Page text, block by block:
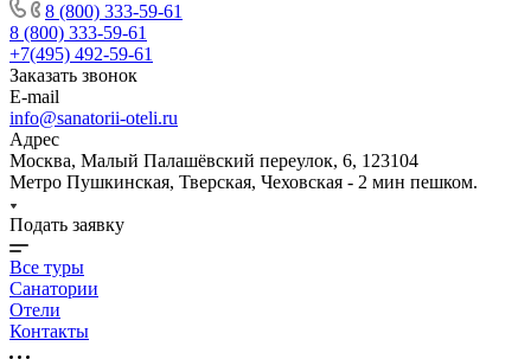
8 (800) 333-59-61
8 (800) 333-59-61
+7(495) 492-59-61
Заказать звонок
E-mail
info@sanatorii-oteli.ru
Адрес
Москва, Малый Палашёвский переулок, 6, 123104
Метро Пушкинская, Тверская, Чеховская - 2 мин пешком.
Подать заявку
Все туры
Санатории
Отели
Контакты